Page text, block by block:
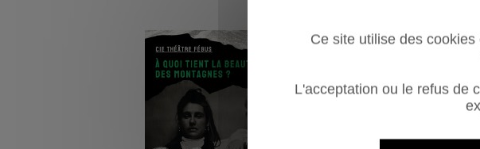
12/08/2024
Ce site utilise des
L'acceptation ou le refus de